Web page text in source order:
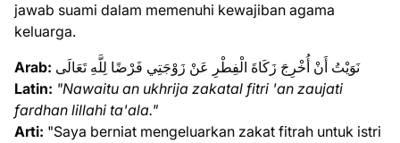
jawab suami dalam memenuhi kewajiban agama
keluarga.
Arab: نَوَيْتُ أَنْ أُخْرِجَ زَكَاةَ الْفِطْرِ عَنْ زَوْجَتِي فَرْضًا لِلَّهِ تَعَالَى
Latin: "Nawaitu an ukhrija zakatal fitri 'an zaujati
fardhan lillahi ta'ala."
Arti: "Saya berniat mengeluarkan zakat fitrah untuk istri